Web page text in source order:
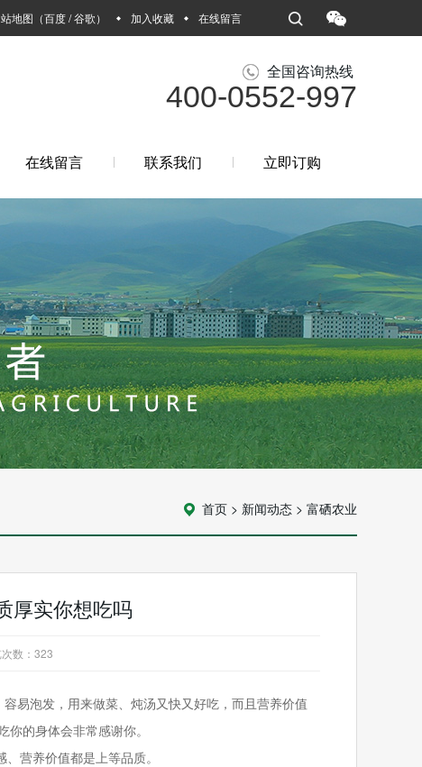
地图 （百度/谷歌） 加入收藏 在线留言
全国咨询热线
400-0552-997
在线留言 联系我们 立即订购
首页 > 新闻动态 > 富硒农业
厚实你想吃吗
数： 323
泡发，用来做菜、炖汤又快又好吃，而且营养价值
的身体会非常感谢你。
营养价值都是上等品质。